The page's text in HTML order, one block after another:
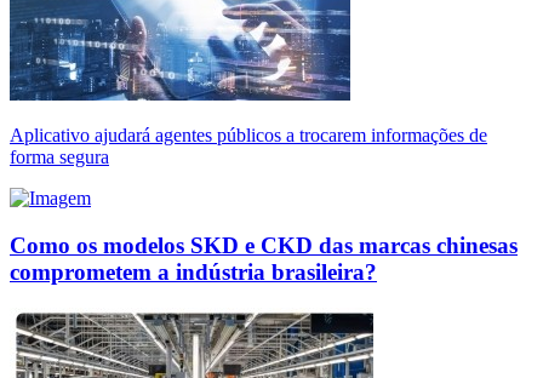
Aplicativo ajudará agentes públicos a trocarem informações de
forma segura
Como os modelos SKD e CKD das marcas chinesas
comprometem a indústria brasileira?